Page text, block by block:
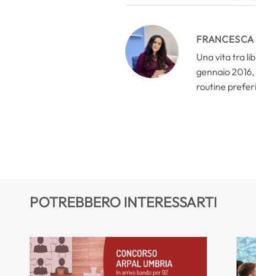
Una vita tra
gennaio
routine
POTREBBERO INTERESSARTI